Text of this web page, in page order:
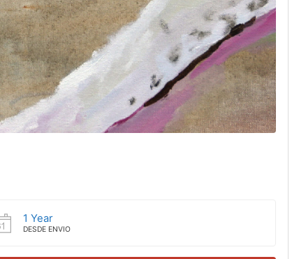
1 Year
DESDE ENVIO